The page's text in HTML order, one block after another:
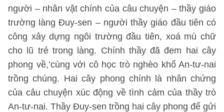
người – nhân vật chính của câu chuyện – thầy giáo
trường làng Đuy-sen – người thầy giáo đầu tiên có
công xây dựng ngôi trường đầu tiên, xoá mù chữ
cho lũ trẻ trong làng. Chính thầy đã đem hai cây
phong về,’cùng với cô học trò nghèo khổ An-tư-nai
trồng chúng. Hai cây phong chính là nhân chứng
của câu chuyện xúc động về tình cảm của thầy trò
An-tư-nai. Thầy Đuy-sen trồng hai cây phong để gửi